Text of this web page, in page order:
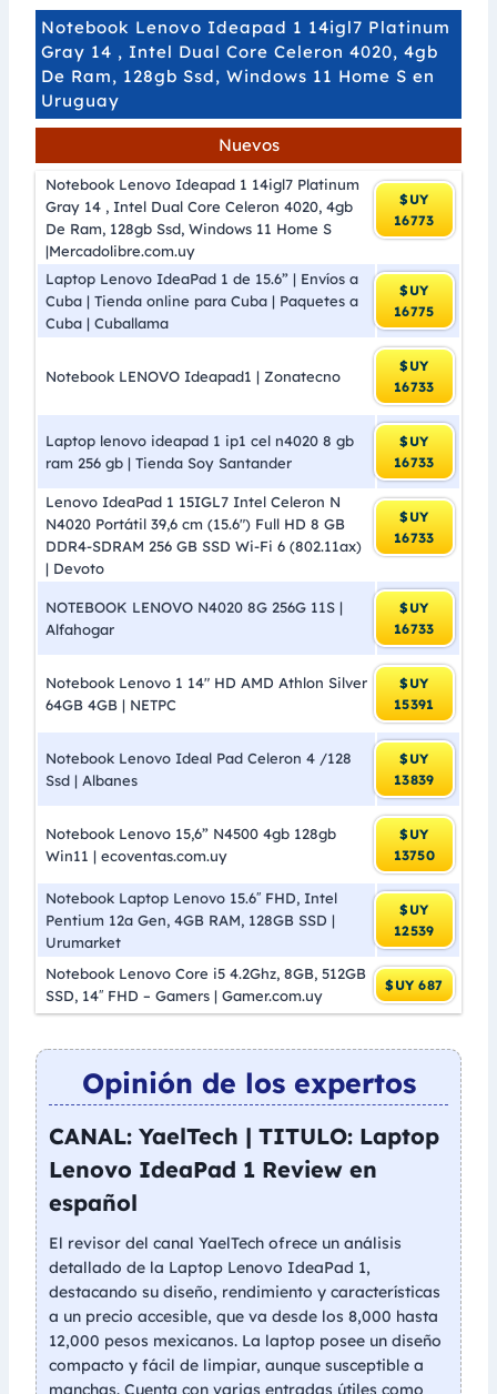
Notebook Lenovo Ideapad 1 14igl7 Platinum
Gray 14 , Intel Dual Core Celeron 4020, 4gb
De Ram, 128gb Ssd, Windows 11 Home S en
Uruguay
Nuevos
Notebook Lenovo Ideapad 1 14igl7 Platinum
Gray 14 , Intel Dual Core Celeron 4020, 4gb
De Ram, 128gb Ssd, Windows 11 Home S
|Mercadolibre.com.uy
$UY
16773
Laptop Lenovo IdeaPad 1 de 15.6” | Envíos a
Cuba | Tienda online para Cuba | Paquetes a
Cuba | Cuballama
$UY
16775
Notebook LENOVO Ideapad1 | Zonatecno
$UY
16733
Laptop lenovo ideapad 1 ip1 cel n4020 8 gb
ram 256 gb | Tienda Soy Santander
$UY
16733
Lenovo IdeaPad 1 15IGL7 Intel Celeron N
N4020 Portátil 39,6 cm (15.6″) Full HD 8 GB
DDR4-SDRAM 256 GB SSD Wi-Fi 6 (802.11ax)
| Devoto
$UY
16733
NOTEBOOK LENOVO N4020 8G 256G 11S |
Alfahogar
$UY
16733
Notebook Lenovo 1 14″ HD AMD Athlon Silver
64GB 4GB | NETPC
$UY
15391
Notebook Lenovo Ideal Pad Celeron 4 /128
Ssd | Albanes
$UY
13839
Notebook Lenovo 15,6” N4500 4gb 128gb
Win11 | ecoventas.com.uy
$UY
13750
Notebook Laptop Lenovo 15.6′′ FHD, Intel
Pentium 12a Gen, 4GB RAM, 128GB SSD |
Urumarket
$UY
12539
Notebook Lenovo Core i5 4.2Ghz, 8GB, 512GB
SSD, 14′′ FHD – Gamers | Gamer.com.uy
$UY 687
Opinión de los expertos
CANAL: YaelTech | TITULO: Laptop
Lenovo IdeaPad 1 Review en
español
El revisor del canal YaelTech ofrece un análisis
detallado de la Laptop Lenovo IdeaPad 1,
destacando su diseño, rendimiento y características
a un precio accesible, que va desde los 8,000 hasta
12,000 pesos mexicanos. La laptop posee un diseño
compacto y fácil de limpiar, aunque susceptible a
manchas. Cuenta con varias entradas útiles como